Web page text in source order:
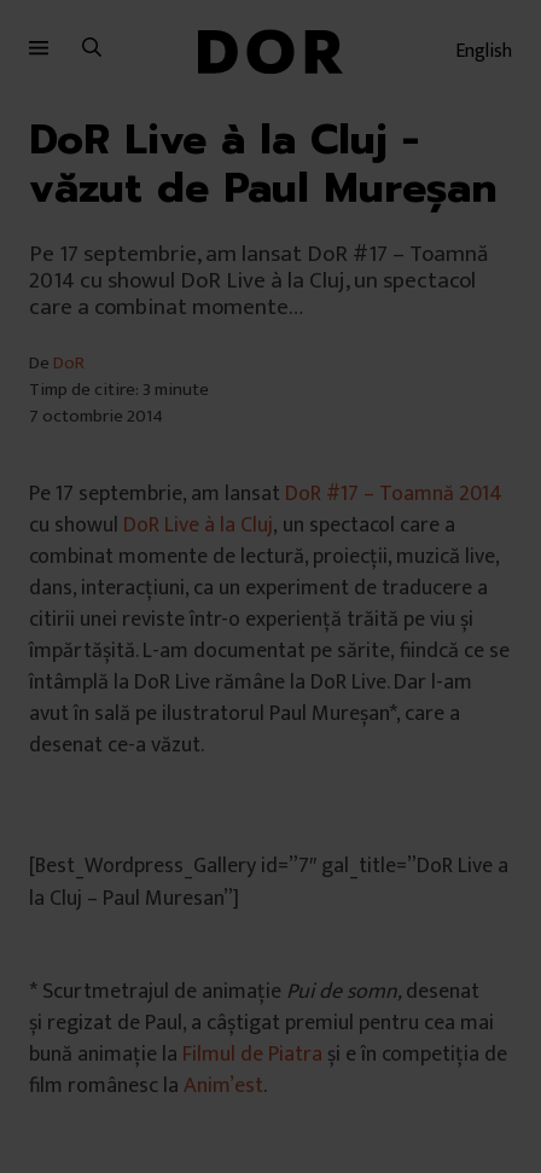
English
DoR Live à la Cluj −
văzut de Paul Mureșan
Pe 17 septembrie, am lansat DoR #17 – Toamnă
2014 cu showul DoR Live à la Cluj, un spectacol
care a combinat momente…
De DoR
Timp de citire: 3 minute
7 octombrie 2014
Pe 17 septembrie, am lansat DoR #17 – Toamnă 2014
cu showul DoR Live à la Cluj, un spectacol care a
combinat momente de lectură, proiecții, muzică live,
dans, interacțiuni, ca un experiment de traducere a
citirii unei reviste într-o experiență trăită pe viu și
împărtășită. L-am documentat pe sărite, fiindcă ce se
întâmplă la DoR Live rămâne la DoR Live. Dar l-am
avut în sală pe ilustratorul Paul Mureșan*, care a
desenat ce-a văzut.
[Best_Wordpress_Gallery id=”7″ gal_title=”DoR Live a
la Cluj – Paul Muresan”]
* Scurtmetrajul de animație Pui de somn,desenat
și regizat de Paul, a câștigat premiul pentru cea mai
bună animație la Filmul de Piatra și e în competiția de
film românesc laAnim’est.